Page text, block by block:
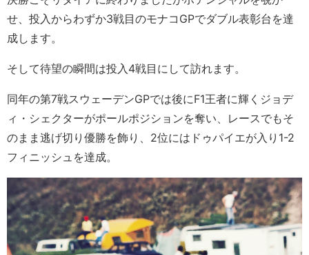
せ、投入からわずか3戦目のモナコGPでダブル表彰台を達
成します。
そして待望の瞬間は投入4戦目にして訪れます。
同年の第7戦スウェーデンGPでは後にF1王者に輝くジョデ
ィ・シェクターがポールポジションを奪い、レースでもそ
のまま逃げ切り優勝を飾り、2位にはドゥパイエが入り1-2
フィニッシュを達成。